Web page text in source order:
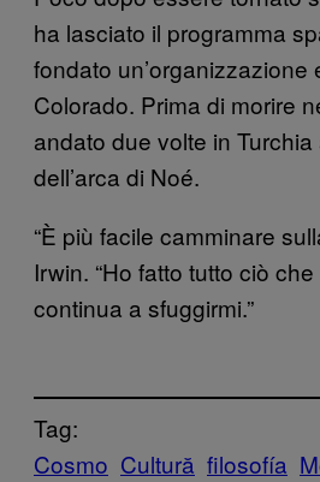
ha lasciato il programma
fondato un’organizzazione
Colorado. Prima di morire
andato due volte in
dell’arca di Noé.
“È più facile camminare
Irwin. “Ho fatto tutto ciò
continua a sfuggirmi.”
Tag:
Cosmo Cultură filosofía